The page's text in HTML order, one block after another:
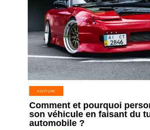
VOITURE
Comment et pourquoi
son véhicule en faisant du
automobile ?